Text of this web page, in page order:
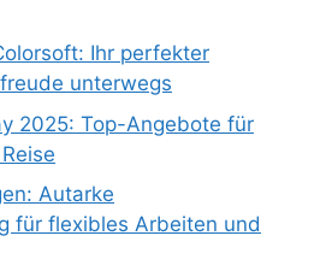
Ihr perfekter
unterwegs
2025: Top-Angebote für
Autarke
für flexibles Arbeiten und